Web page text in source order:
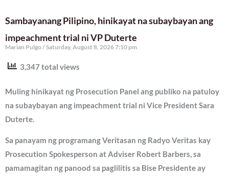
Sambayanang Pilipino, hinikayat na subaybayan ang
impeachment trial ni VP Duterte
Marian Pulgo Saturday, August 8, 2026 7:10 pm
3,347 total views
Muling hinikayat ng Prosecution Panel ang publiko na patuloy
na subaybayan ang impeachment trial ni Vice President Sara
Duterte.
Sa panayam ng programang Veritasan ng Radyo Veritas kay
Prosecution Spokesperson at Adviser Robert Barbers, sa
pamamagitan ng panood sa paglilitis sa Bise Presidente ay